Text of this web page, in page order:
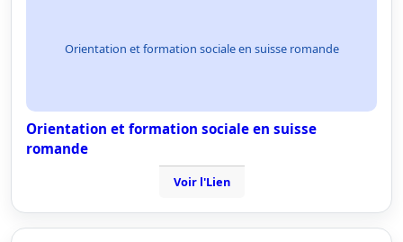
Orientation et formation sociale en suisse romande
Orientation et formation sociale en suisse
romande
Voir l'Lien